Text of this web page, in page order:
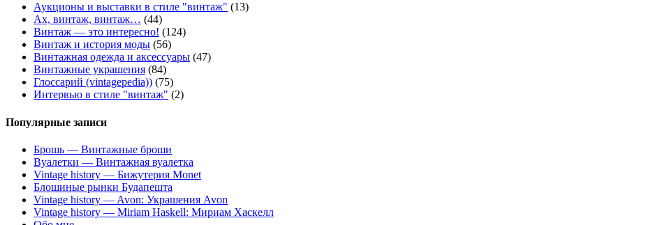
Аукционы и выставки в стиле "винтаж" (13)
Ах, винтаж, винтаж… (44)
Винтаж — это интересно! (124)
Винтаж и история моды (56)
Винтажная одежда и аксессуары (47)
Винтажные украшения (84)
Глоссарий (vintagepedia)) (75)
Интервью в стиле "винтаж" (2)
Популярные записи
Брошь — Винтажные броши
Вуалетки — Винтажная вуалетка
Vintage history — Бижутерия Monet
Блошиные рынки Будапешта
Vintage history — Avon: Украшения Avon
Vintage history — Miriam Haskell: Мириам Хаскелл